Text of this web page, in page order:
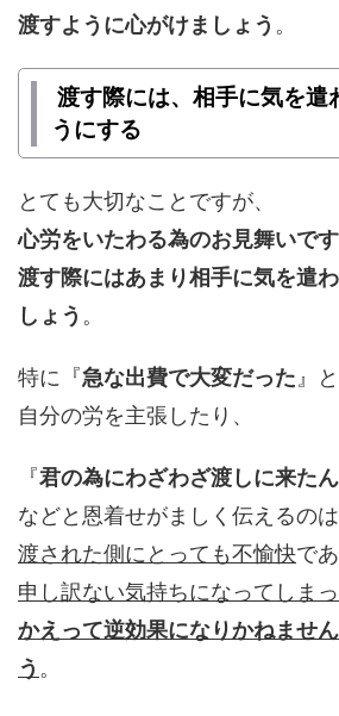
渡すように心がけましょう 。
渡す際には、相手に気を遣
うにする
とても大切なことですが、
心労をいたわる為のお見舞いです
渡す際にはあまり相手に気を遣
しょう 。
特に『急な出費で大変だった 』と
自分の労を主張したり、
『君の為にわざわざ渡しに来た
などと恩着せがましく伝えるのは
渡された側にとっても不愉快で
申し訳ない気持ちになってしま
かえって逆効果になりかねませ
う 。